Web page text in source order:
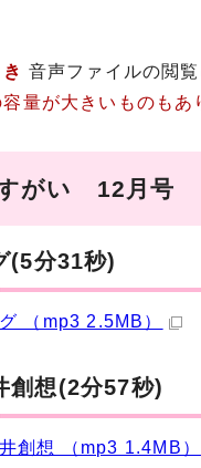
音声ファイルの閲
量が大きいものもあ
がい 12月号
(5分31秒)
（mp3 2.5MB）
創想(2分57秒)
創想 （mp3 1.4MB）